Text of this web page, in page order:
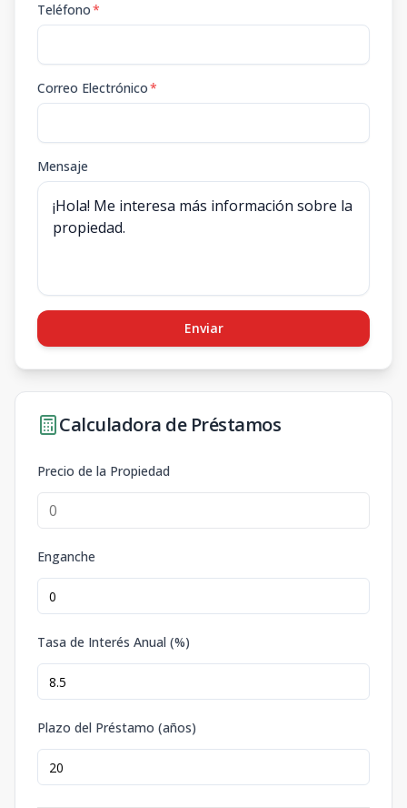
Teléfono*
Correo Electrónico*
Mensaje
Enviar
Calculadora de Préstamos
Precio de la Propiedad
Enganche
Tasa de Interés Anual (%)
Plazo del Préstamo (años)